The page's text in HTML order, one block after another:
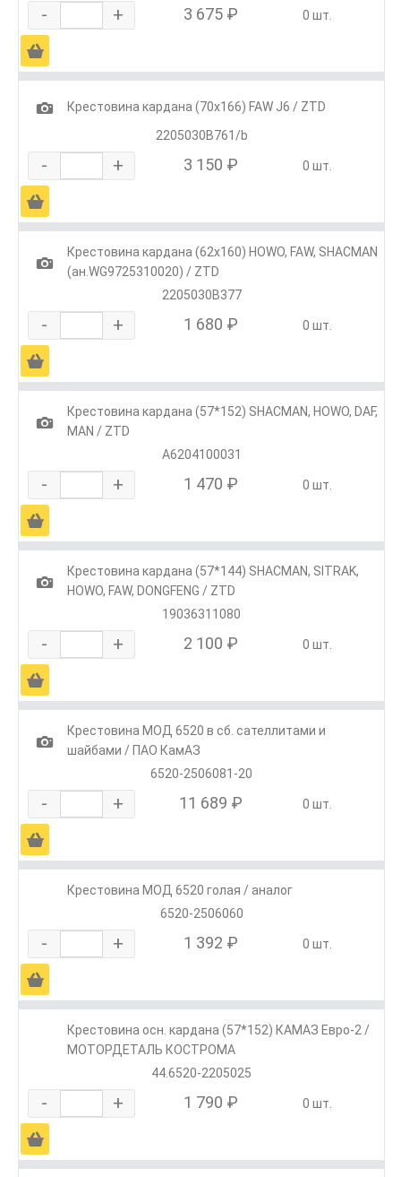
- + 3 675 ₽ 0 шт.
Ä
1
Крестовина кардана (70х166) FAW J6 / ZTD
2205030B761/b
- + 3 150 ₽ 0 шт.
Ä
1
Крестовина кардана (62х160) HOWO, FAW, SHACMAN
(ан.WG9725310020) / ZTD
2205030B377
- + 1 680 ₽ 0 шт.
Ä
1
Крестовина кардана (57*152) SHACMAN, HOWO, DAF,
MAN / ZTD
А6204100031
- + 1 470 ₽ 0 шт.
Ä
1
Крестовина кардана (57*144) SHACMAN, SITRAK,
HOWO, FAW, DONGFENG / ZTD
19036311080
- + 2 100 ₽ 0 шт.
Ä
1
Крестовина МОД 6520 в сб. сателлитами и
шайбами / ПАО КамАЗ
6520-2506081-20
- + 11 689 ₽ 0 шт.
Ä
Крестовина МОД 6520 голая / аналог
6520-2506060
- + 1 392 ₽ 0 шт.
Ä
Крестовина осн. кардана (57*152) КАМАЗ Евро-2 /
МОТОРДЕТАЛЬ КОСТРОМА
44.6520-2205025
- + 1 790 ₽ 0 шт.
Ä